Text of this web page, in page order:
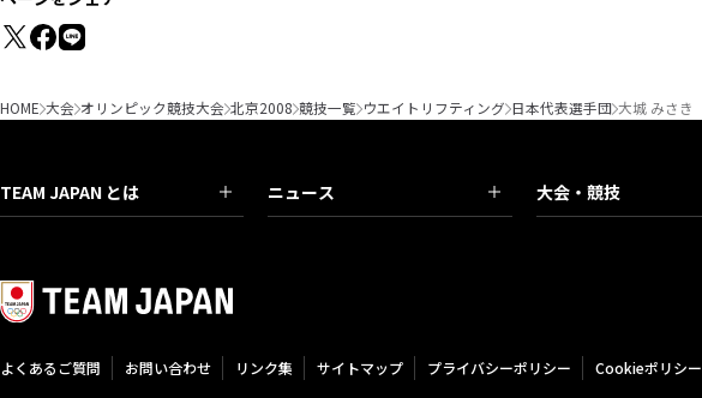
HOME 大会 オリンピック競技大会 北京2008 競技一覧 ウエイトリフティング 日本代表選手団 大城 みさき
TEAM JAPAN とは ニュース 大会・競技
よくあるご質問 お問い合わせ リンク集 サイトマップ プライバシーポリシー Cookieポリシー